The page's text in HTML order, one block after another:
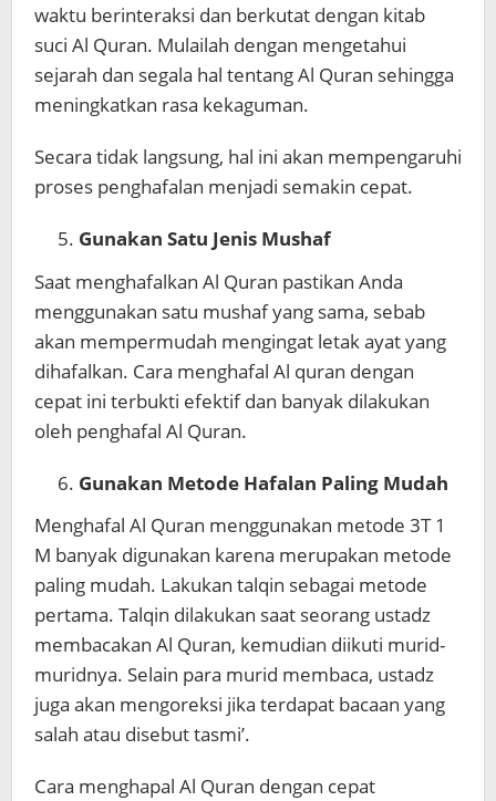
waktu berinteraksi dan berkutat dengan kitab
suci Al Quran. Mulailah dengan mengetahui
sejarah dan segala hal tentang Al Quran sehingga
meningkatkan rasa kekaguman.
Secara tidak langsung, hal ini akan mempengaruhi
proses penghafalan menjadi semakin cepat.
Gunakan Satu Jenis Mushaf
Saat menghafalkan Al Quran pastikan Anda
menggunakan satu mushaf yang sama, sebab
akan mempermudah mengingat letak ayat yang
dihafalkan. Cara menghafal Al quran dengan
cepat ini terbukti efektif dan banyak dilakukan
oleh penghafal Al Quran.
Gunakan Metode Hafalan Paling Mudah
Menghafal Al Quran menggunakan metode 3T 1
M banyak digunakan karena merupakan metode
paling mudah. Lakukan talqin sebagai metode
pertama. Talqin dilakukan saat seorang ustadz
membacakan Al Quran, kemudian diikuti murid-
muridnya. Selain para murid membaca, ustadz
juga akan mengoreksi jika terdapat bacaan yang
salah atau disebut tasmi’.
Cara menghapal Al Quran dengan cepat